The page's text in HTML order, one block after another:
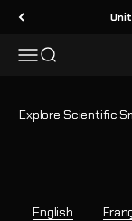
Skip to content
MenuSearch
Explore Scientific
English